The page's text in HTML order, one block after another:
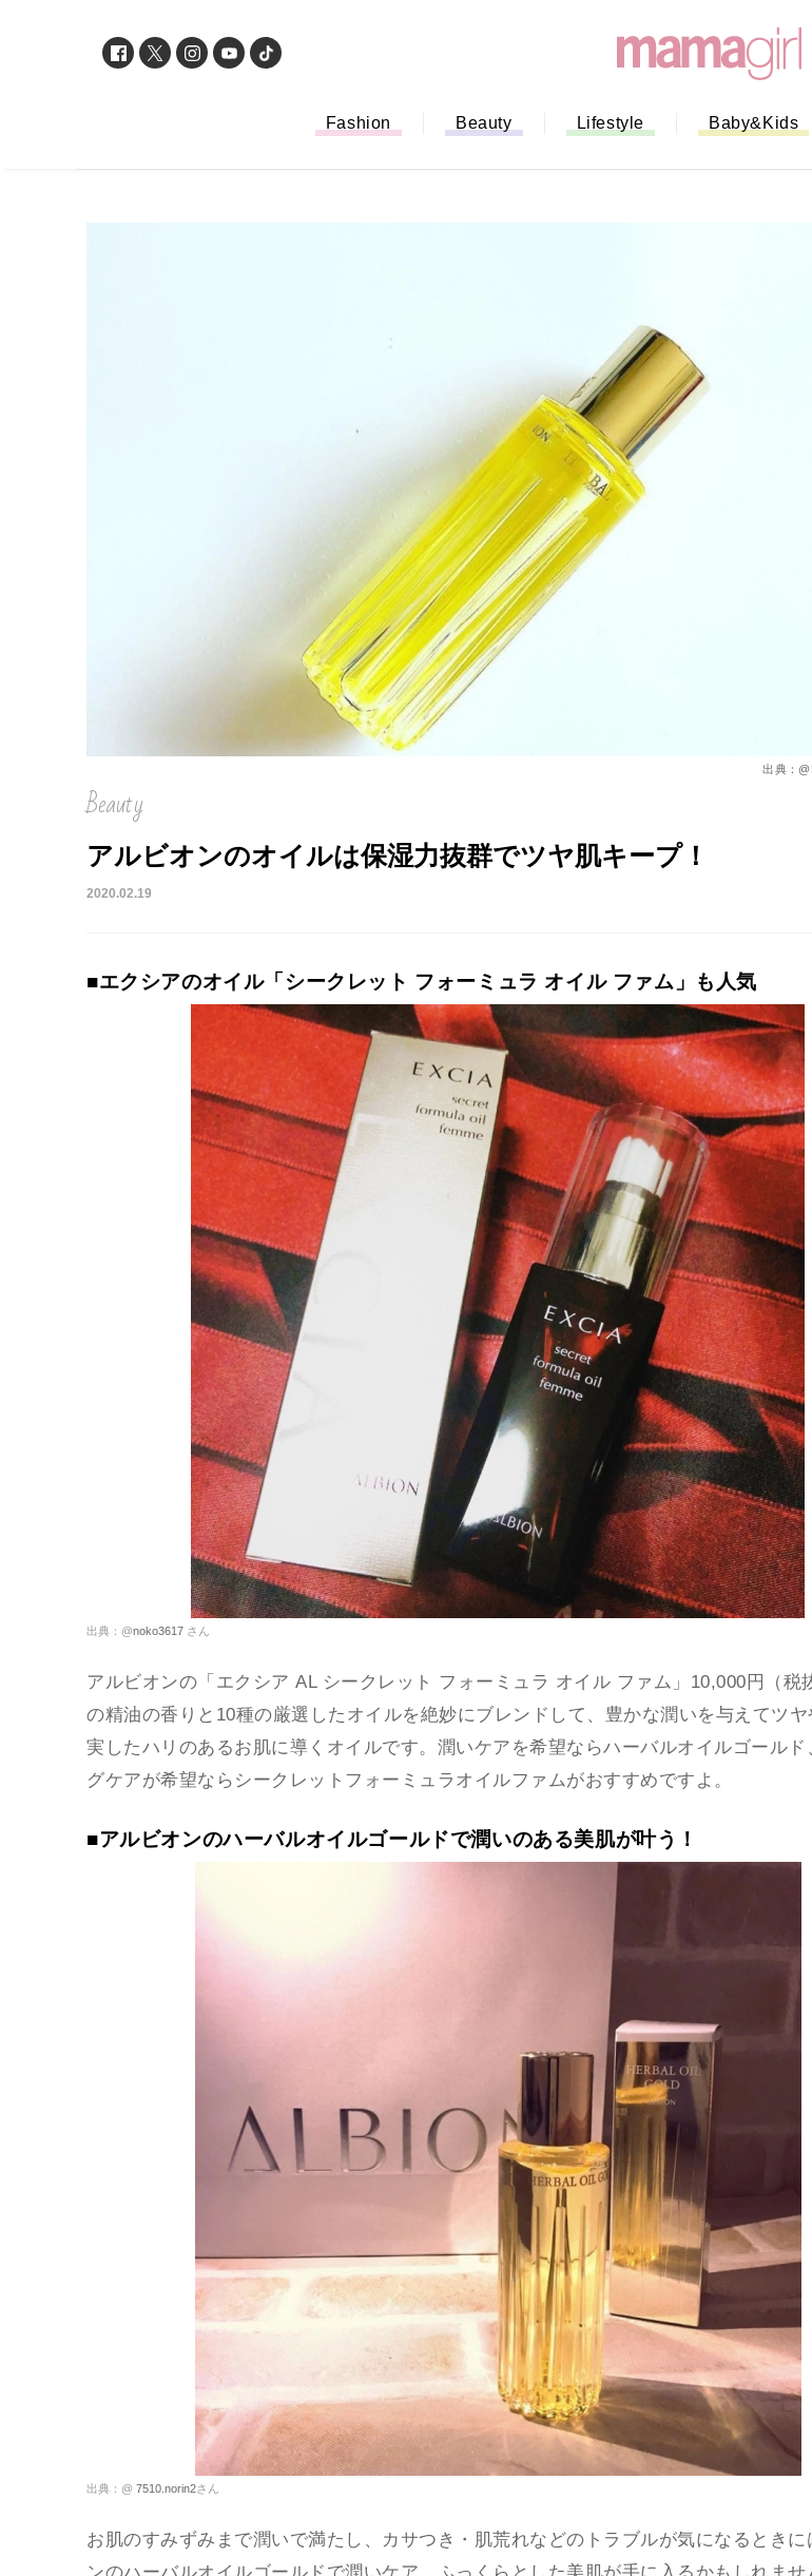
Fashion Beauty Lifestyle Baby&Kids
出典：@
Beauty
アルビオンのオイルは保湿力抜群でツヤ肌キープ！
2020.02.19
■エクシアのオイル「シークレット フォーミュラ オイル ファム」も人気
出典：@noko3617 さん
アルビオンの「エクシア AL シークレット フォーミュラ オイル ファム」10,000円（税
の精油の香りと10種の厳選したオイルを絶妙にブレンドして、豊かな潤いを与えてツ
実したハリのあるお肌に導くオイルです。潤いケアを希望ならハーバルオイルゴールド
グケアが希望ならシークレットフォーミュラオイルファムがおすすめですよ。
■アルビオンのハーバルオイルゴールドで潤いのある美肌が叶う！
出典：@ 7510.norin2さん
お肌のすみずみまで潤いで満たし、カサつき・肌荒れなどのトラブルが気になるときに